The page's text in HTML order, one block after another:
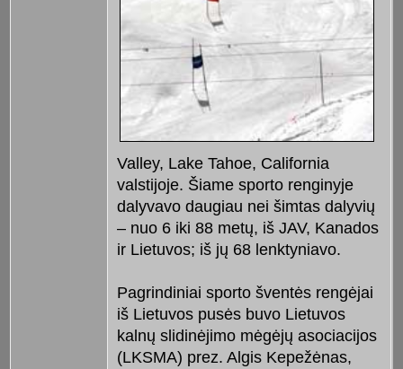
Valley, Lake Tahoe, California
valstijoje. Šiame sporto renginyje
dalyvavo daugiau nei šimtas dalyvių
– nuo 6 iki 88 metų, iš JAV, Kanados
ir Lietuvos; iš jų 68 lenktyniavo.
Pagrindiniai sporto šventės rengėjai
iš Lietuvos pusės buvo Lietuvos
kalnų slidinėjimo mėgėjų asociacijos
(LKSMA) prez. Algis Kepežėnas,